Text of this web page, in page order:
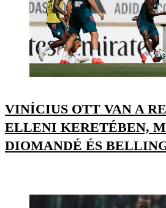
VINÍCIUS OTT VAN A
ELLENI KERETÉBEN,
DIOMANDÉ ÉS